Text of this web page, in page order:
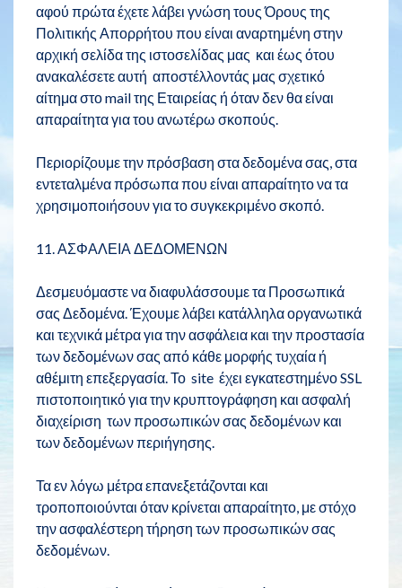
αφού πρώτα έχετε λάβει γνώση τους Όρους της
Πολιτικής Απορρήτου που είναι αναρτημένη στην
αρχική σελίδα της ιστοσελίδας μας και έως ότου
ανακαλέσετε αυτή αποστέλλοντάς μας σχετικό
αίτημα στο mail της Εταιρείας ή όταν δεν θα είναι
απαραίτητα για του ανωτέρω σκοπούς.
Περιορίζουμε την πρόσβαση στα δεδομένα σας, στα
εντεταλμένα πρόσωπα που είναι απαραίτητο να τα
χρησιμοποιήσουν για το συγκεκριμένο σκοπό.
11. ΑΣΦΑΛΕΙΑ ΔΕΔΟΜΕΝΩΝ
Δεσμευόμαστε να διαφυλάσσουμε τα Προσωπικά
σας Δεδομένα. Έχουμε λάβει κατάλληλα οργανωτικά
και τεχνικά μέτρα για την ασφάλεια και την προστασία
των δεδομένων σας από κάθε μορφής τυχαία ή
αθέμιτη επεξεργασία. Το site έχει εγκατεστημένο SSL
πιστοποιητικό για την κρυπτογράφηση και ασφαλή
διαχείριση των προσωπικών σας δεδομένων και
των δεδομένων περιήγησης.
Τα εν λόγω μέτρα επανεξετάζονται και
τροποποιούνται όταν κρίνεται απαραίτητο, με στόχο
την ασφαλέστερη τήρηση των προσωπικών σας
δεδομένων.